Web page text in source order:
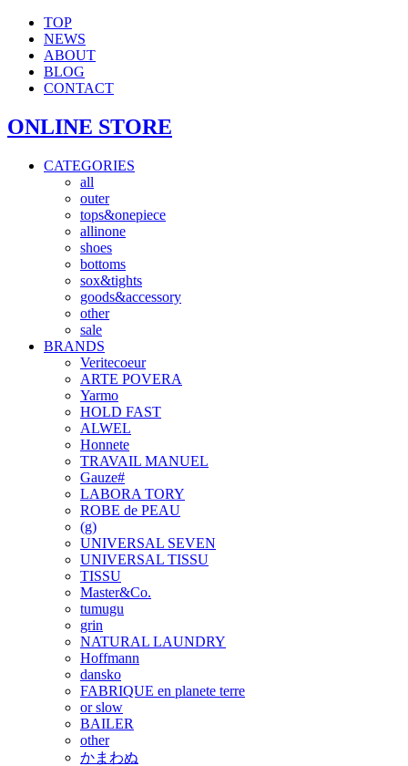
TOP
NEWS
ABOUT
BLOG
CONTACT
ONLINE STORE
CATEGORIES
all
outer
tops&onepiece
allinone
shoes
bottoms
sox&tights
goods&accessory
other
sale
BRANDS
Veritecoeur
ARTE POVERA
Yarmo
HOLD FAST
ALWEL
Honnete
TRAVAIL MANUEL
Gauze#
LABORA TORY
ROBE de PEAU
(g)
UNIVERSAL SEVEN
UNIVERSAL TISSU
TISSU
Master&Co.
tumugu
grin
NATURAL LAUNDRY
Hoffmann
dansko
FABRIQUE en planete terre
or slow
BAILER
other
かまわぬ